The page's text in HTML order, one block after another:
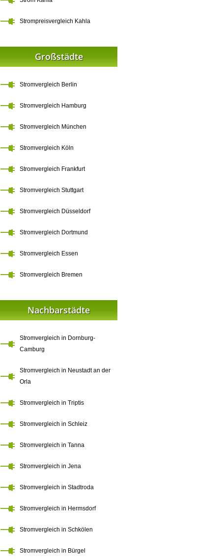
Strompreisvergleich Kahla
Großstädte
Stromvergleich Berlin
Stromvergleich Hamburg
Stromvergleich München
Stromvergleich Köln
Stromvergleich Frankfurt
Stromvergleich Stuttgart
Stromvergleich Düsseldorf
Stromvergleich Dortmund
Stromvergleich Essen
Stromvergleich Bremen
Nachbarstädte
Stromvergleich in Dornburg-
Camburg
Stromvergleich in Neustadt an der
Orla
Stromvergleich in Triptis
Stromvergleich in Schleiz
Stromvergleich in Tanna
Stromvergleich in Jena
Stromvergleich in Stadtroda
Stromvergleich in Hermsdorf
Stromvergleich in Schkölen
Stromvergleich in Bürgel